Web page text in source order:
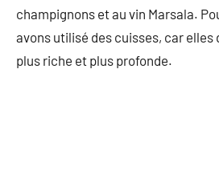
champignons et au vin Marsala.
avons utilisé des cuisses, car elles
plus riche et plus profonde.